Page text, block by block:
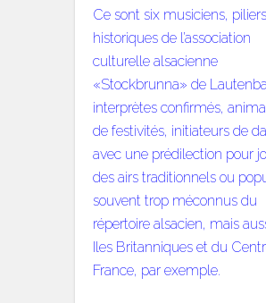
Ce sont six musiciens, piliers
historiques de l’association
culturelle alsacienne
«Stockbrunna» de
interprètes confirmés,
de festivités, initiateurs de
avec une prédilection pour
des airs traditionnels ou
souvent trop méconnus du
répertoire alsacien, mais
Iles Britanniques et du
France, par exemple.